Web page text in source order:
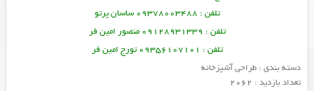
تلفن : 09378003488 ساسان پرتو
تلفن : 09128931339 منصور امین فر
تلفن : 09356107101 تورج امین فر
دسته بندی : طراحی آشپزخانه
تعداد بازدید : 2062